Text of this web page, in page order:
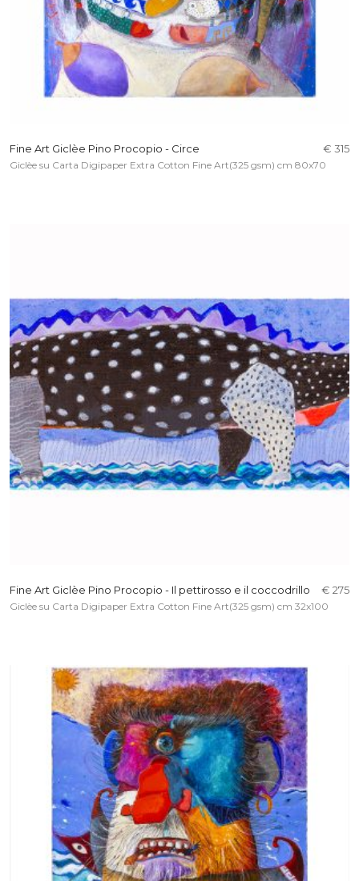
Fine Art Giclèe Pino Procopio - Circe € 315
Giclèe su Carta Digipaper Extra Cotton Fine Art(325 gsm) cm 80x70
Fine Art Giclèe Pino Procopio - Il pettirosso e il coccodrillo € 275
Giclèe su Carta Digipaper Extra Cotton Fine Art(325 gsm) cm 32x100